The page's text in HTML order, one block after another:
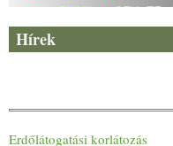
Hírek
Erdőlátogatási korlátozás